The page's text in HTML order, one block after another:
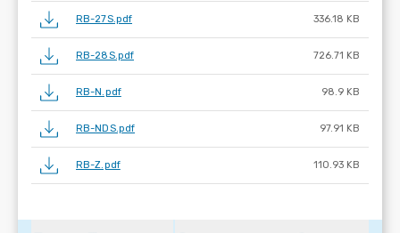
RB-27S.pdf 336.18 KB
RB-28S.pdf 726.71 KB
RB-N.pdf 98.9 KB
RB-NDS.pdf 97.91 KB
RB-Z.pdf 110.93 KB